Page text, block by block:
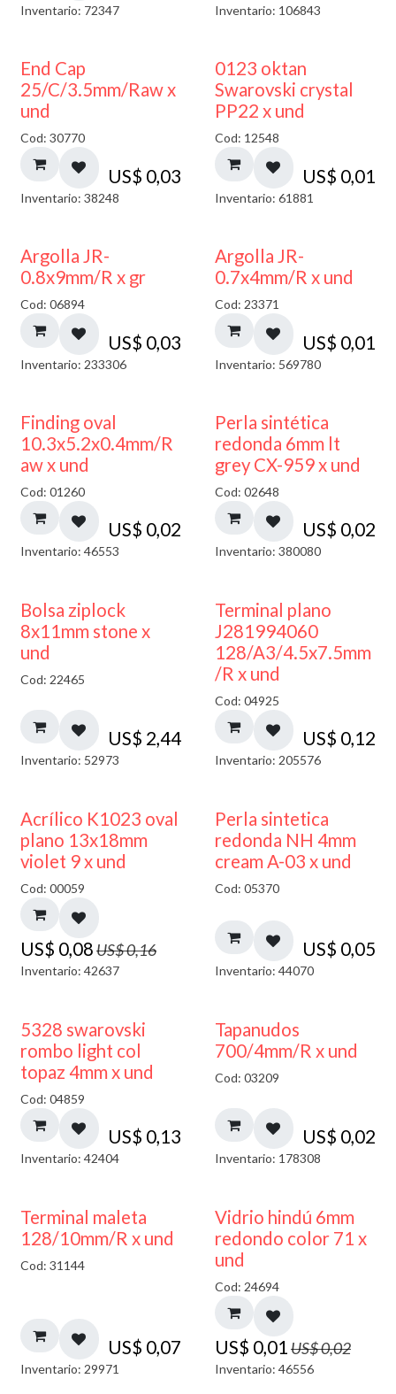
Inventario: 72347 Inventario: 106843
End Cap
25/C/3.5mm/Raw x
und
Cod: 30770
US$ 0,03
Inventario: 38248
0123 oktan
Swarovski crystal
PP22 x und
Cod: 12548
US$ 0,01
Inventario: 61881
Argolla JR-
0.8x9mm/R x gr
Cod: 06894
US$ 0,03
Inventario: 233306
Argolla JR-
0.7x4mm/R x und
Cod: 23371
US$ 0,01
Inventario: 569780
Finding oval
10.3x5.2x0.4mm/R
aw x und
Cod: 01260
US$ 0,02
Inventario: 46553
Perla sintética
redonda 6mm lt
grey CX-959 x und
Cod: 02648
US$ 0,02
Inventario: 380080
¡NUEVO!
Bolsa ziplock
8x11mm stone x
und
Cod: 22465
US$ 2,44
Inventario: 52973
Terminal plano
J281994060
128/A3/4.5x7.5mm
/R x und
Cod: 04925
US$ 0,12
Inventario: 205576
50% DESCUENTO
Acrílico K1023 oval
plano 13x18mm
violet 9 x und
Cod: 00059
US$ 0,08US$0,16
Inventario: 42637
Perla sintetica
redonda NH 4mm
cream A-03 x und
Cod: 05370
US$ 0,05
Inventario: 44070
5328 swarovski
rombo light col
topaz 4mm x und
Cod: 04859
US$ 0,13
Inventario: 42404
Tapanudos
700/4mm/R x und
Cod: 03209
US$ 0,02
Inventario: 178308
Terminal maleta
128/10mm/R x und
Cod: 31144
US$ 0,07
Inventario: 29971
40% DESCUENTO
Vidrio hindú 6mm
redondo color 71 x
und
Cod: 24694
US$ 0,01US$0,02
Inventario: 46556